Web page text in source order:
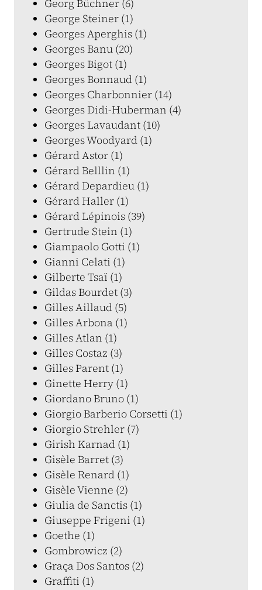
Georg Büchner (6)
George Steiner (1)
Georges Aperghis (1)
Georges Banu (20)
Georges Bigot (1)
Georges Bonnaud (1)
Georges Charbonnier (14)
Georges Didi-Huberman (4)
Georges Lavaudant (10)
Georges Woodyard (1)
Gérard Astor (1)
Gérard Belllin (1)
Gérard Depardieu (1)
Gérard Haller (1)
Gérard Lépinois (39)
Gertrude Stein (1)
Giampaolo Gotti (1)
Gianni Celati (1)
Gilberte Tsaï (1)
Gildas Bourdet (3)
Gilles Aillaud (5)
Gilles Arbona (1)
Gilles Atlan (1)
Gilles Costaz (3)
Gilles Parent (1)
Ginette Herry (1)
Giordano Bruno (1)
Giorgio Barberio Corsetti (1)
Giorgio Strehler (7)
Girish Karnad (1)
Gisèle Barret (3)
Gisèle Renard (1)
Gisèle Vienne (2)
Giulia de Sanctis (1)
Giuseppe Frigeni (1)
Goethe (1)
Gombrowicz (2)
Graça Dos Santos (2)
Graffiti (1)